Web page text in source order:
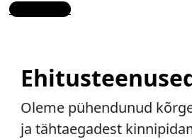
Contact Us
Oleme pühendunud
ja tähtaegadest